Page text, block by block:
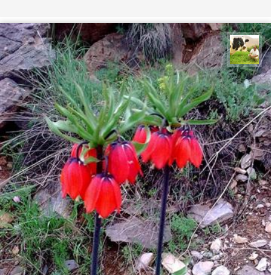
تقی قاسمی